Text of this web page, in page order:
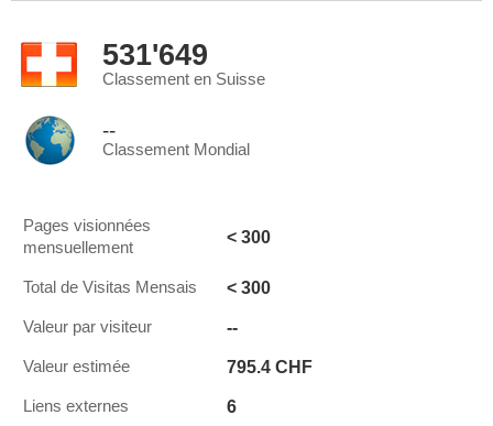
531'649
Classement en Suisse
--
Classement Mondial
Pages visionnées
mensuellement
< 300
Total de Visitas Mensais < 300
Valeur par visiteur --
Valeur estimée 795.4 CHF
Liens externes 6